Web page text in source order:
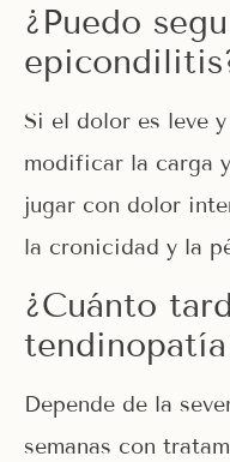
¿Puedo
Si el dolor es leve
modificar la carga
jugar con dolor
la cronicidad y la
¿Cuánto
Depende de la
semanas con